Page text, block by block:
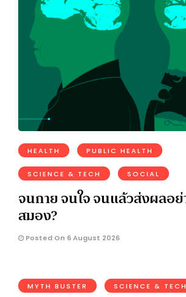
HEALTH PUBLIC HEALTH
SCIENCE & TECH SOCIAL
จนกาย จนใจ จนแล้วส่งผลอย่
สมอง?
Posted On 6 August 2026
MYTH BUSTER SCIENCE & TECH